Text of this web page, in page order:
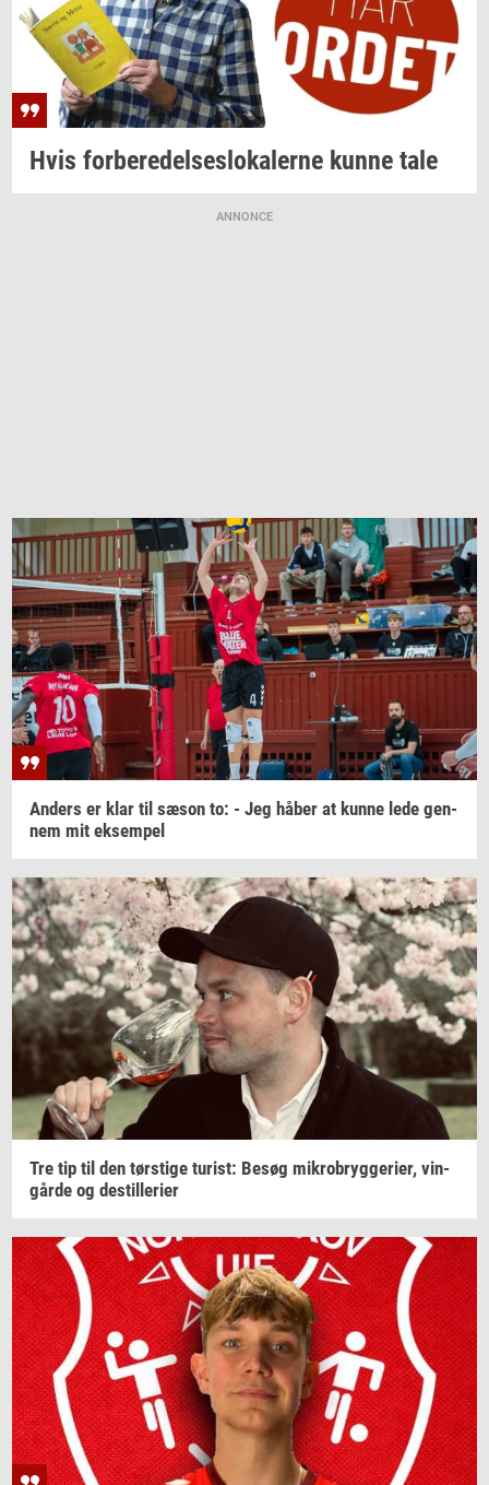
Hvis for­be­re­del­ses­lo­ka­ler­ne kunne tale
ANNONCE
An­ders er klar til sæson to: - Jeg håber at kunne lede gen­
nem mit ek­sem­pel
Tre tip til den tørsti­ge turist: Besøg mi­kro­bryg­ge­ri­er, vin­
går­de og destil­le­ri­er